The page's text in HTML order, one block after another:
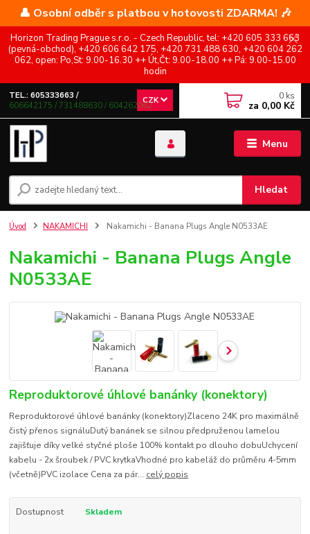
👤 Osobní odběr s platbou v hotovosti ZDARMA! 🎶
Horizon Trading Prague s.r.o. - Czech Republic, tel: +420 605 333 663
(pevná-obchod), +420 606 642 175, +420 731 488 630, +420 604 262
062, open: Po,St: 9.00-16.30 ++ Út,Čt: 9.00-18.00 ++ Pá: 9.00-15.00
hodin
Menu
CZK
Hledat
TEL.: 605333663 /
606642175 / 731488630 / 604262062
0 ks
za 0,00 Kč
Úvod NAKAMICHI Nakamichi - Banana Plugs Angle N0533AE
Nakamichi - Banana Plugs Angle
N0533AE
Reproduktorové úhlové banánky (konektory)
Reproduktorové úhlové banánky (konektory)Zlaceno 24K pro maximálně
čistý přenos signáluDutý banánek se silnou předpruženou lamelou
zajišťuje díky velké styčné ploše 100% kontakt po dlouho dobuUchycení
kabelu - 2x šroubek / PVC krytkaVhodné pro kabeláž do průměru 4-5mm
(včetně)PVC izolace Cena za pár... celý popis
Dostupnost Skladem